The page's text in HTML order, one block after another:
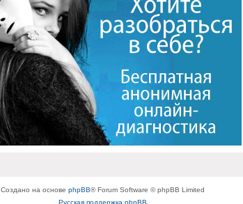
Создано на основе phpBB® Forum Software © phpBB Limited
Русская поддержка phpBB